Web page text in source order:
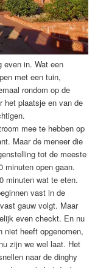
even in. Wat een
met een tuin,
rondom op de
het plaatsje en van de
mee te hebben op
Maar de meneer die
tot de meeste
minuten open gaan.
minuten wat te eten.
vast in de
gauw volgt. Maar
even checkt. En nu
niet heeft opgenomen,
zijn we wel laat. Het
naar de dinghy